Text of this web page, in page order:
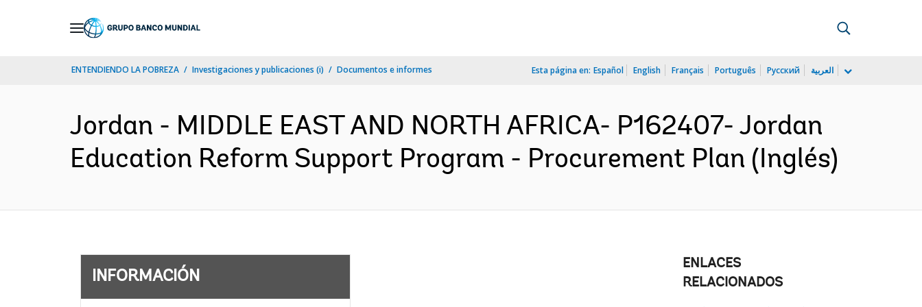
ENTENDIENDO LA POBREZA Investigaciones y publicaciones (i) Documentos e informes Esta página en: Español English Français Português Русский العربية
Jordan - MIDDLE EAST AND NORTH AFRICA- P162407- Jordan
Education Reform Support Program - Procurement Plan (Inglés)
INFORMACIÓN
ENLACES
RELACIONADOS